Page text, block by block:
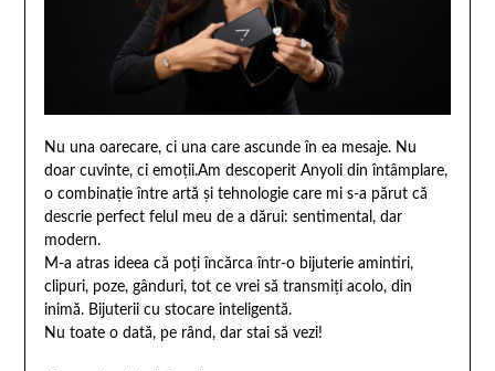
Nu una oarecare, ci una care ascunde în ea mesaje. Nu
doar cuvinte, ci emoții.Am descoperit Anyoli din întâmplare,
o combinație între artă și tehnologie care mi s-a părut că
descrie perfect felul meu de a dărui: sentimental, dar
modern.
M-a atras ideea că poți încărca într-o bijuterie amintiri,
clipuri, poze, gânduri, tot ce vrei să transmiți acolo, din
inimă. Bijuterii cu stocare inteligentă.
Nu toate o dată, pe rând, dar stai să vezi!